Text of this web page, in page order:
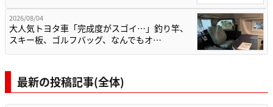
2026/08/04
大人気トヨタ車「完成度がスゴイ…」釣り竿、
スキー板、ゴルフバッグ、なんでもオ…
最新の投稿記事(全体)